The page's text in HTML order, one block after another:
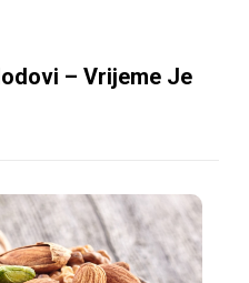
– Vrijeme Je